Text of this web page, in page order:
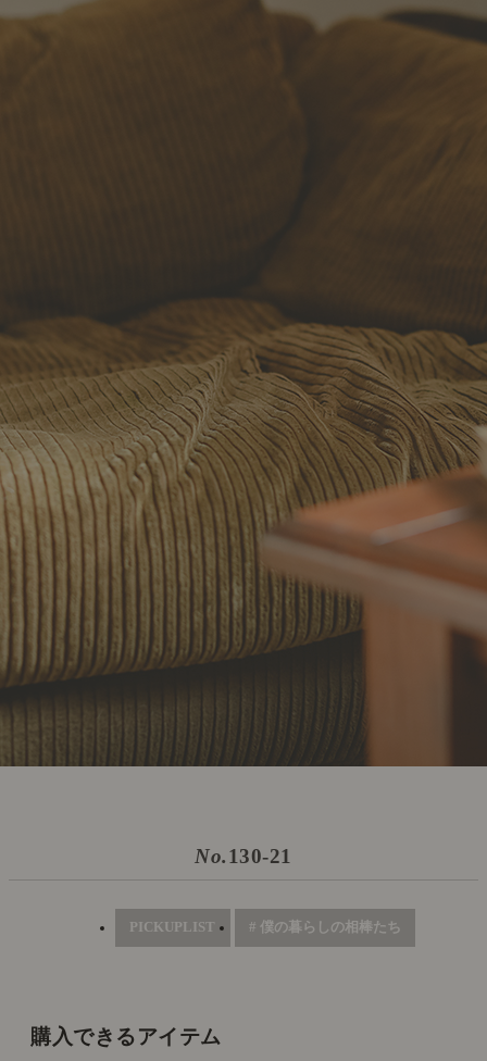
No.130-21
PICKUPLIST # 僕の暮らしの相棒たち
購入できるアイテム